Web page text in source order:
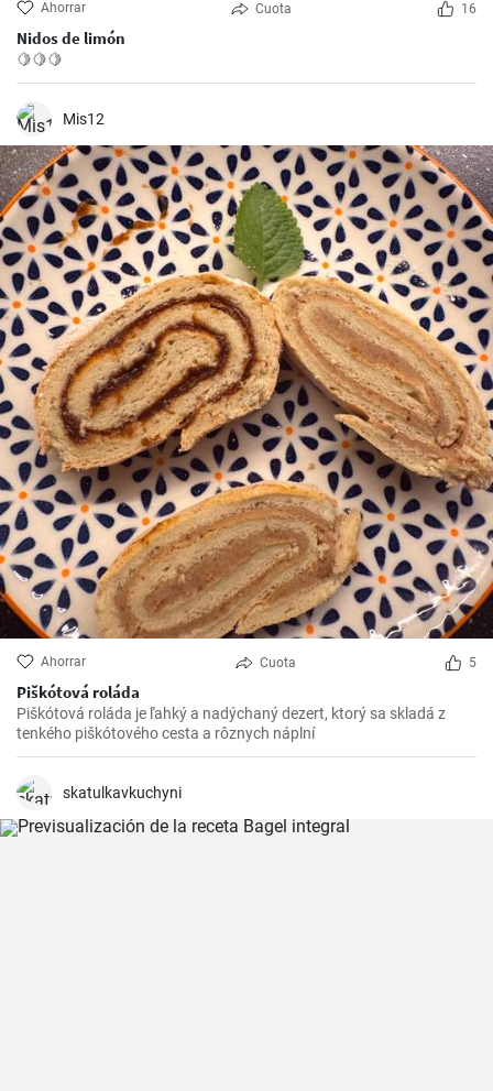
Ahorrar Cuota 16
Nidos de limón
🍋🍋🍋
Mis12
Ahorrar Cuota 5
Piškótová roláda
Piškótová roláda je ľahký a nadýchaný dezert, ktorý sa skladá z
tenkého piškótového cesta a rôznych náplní
skatulkavkuchyni